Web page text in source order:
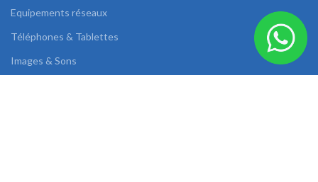
Equipements réseaux
Téléphones & Tablettes
Images & Sons